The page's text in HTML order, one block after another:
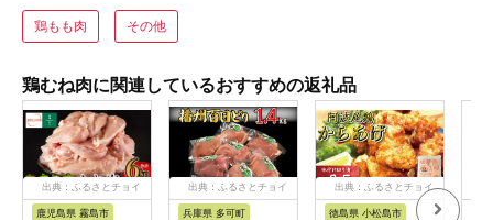
鶏もも肉 その他
鶏むね肉に関連しているおすすめの返礼品
出典：ふるさとチョイ
ス
鹿児島県 霧島市
出典：ふるさとチョイ
ス
兵庫県 多可町
出典：ふるさとチョイ
徳島県 小松島市